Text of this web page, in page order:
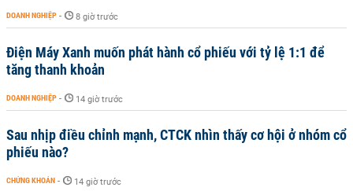
DOANH NGHIỆP - 8 giờ trước
Điện Máy Xanh muốn phát hành cổ phiếu với tỷ lệ 1:1 để
tăng thanh khoản
DOANH NGHIỆP - 14 giờ trước
Sau nhịp điều chỉnh mạnh, CTCK nhìn thấy cơ hội ở nhóm cổ
phiếu nào?
CHỨNG KHOÁN - 14 giờ trước